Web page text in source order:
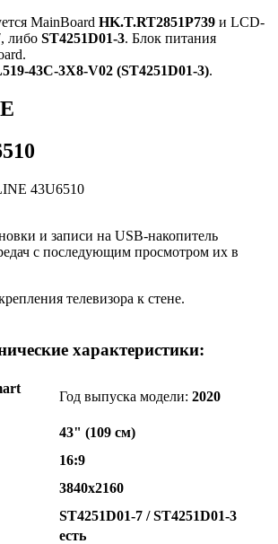
MainBoard HK.T.RT2851P739 и LCD-
, либо ST4251D01-3. Блок питания
43C-3X8-V02 (ST4251D01-3).
и записи на USB-накопитель
с последующим просмотром их в
телевизора к стене.
характеристики:
Год выпуска модели:2020
43" (109 см)
16:9
3840x2160
ST4251D01-7 / ST4251D01-3
есть